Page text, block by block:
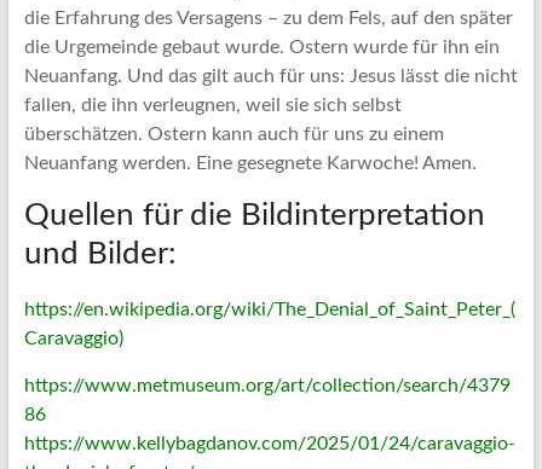
die Erfahrung des Versagens – zu dem Fels, auf den später
die Urgemeinde gebaut wurde. Ostern wurde für ihn ein
Neuanfang. Und das gilt auch für uns: Jesus lässt die nicht
fallen, die ihn verleugnen, weil sie sich selbst
überschätzen. Ostern kann auch für uns zu einem
Neuanfang werden. Eine gesegnete Karwoche! Amen.
Quellen für die Bildinterpretation
und Bilder:
https://en.wikipedia.org/wiki/The_Denial_of_Saint_Peter_(
Caravaggio)
https://www.metmuseum.org/art/collection/search/4379
86
https://www.kellybagdanov.com/2025/01/24/caravaggio-